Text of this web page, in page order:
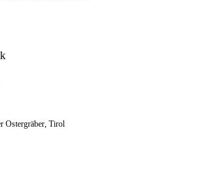
Ostergräber, Tirol